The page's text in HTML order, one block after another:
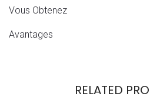
Vous Obtenez
Avantages
RELATED